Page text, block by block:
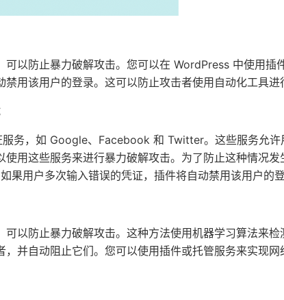
可以防止暴力破解攻击。您可以在 WordPress 中使用插
用该用户的登录。这可以防止攻击者使用自动化工具进
务，如 Google、Facebook 和 Twitter。这些服务允许
用这些服务来进行暴力破解攻击。为了防止这种情况发
果用户多次输入错误的凭证，插件将自动禁用该用户的登
以防止暴力破解攻击。这种方法使用机器学习算法来
并自动阻止它们。您可以使用插件或托管服务来实现网